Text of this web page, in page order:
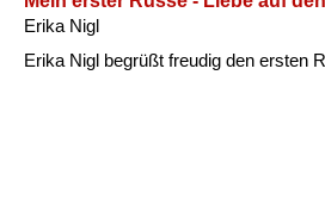
Erika Nigl
Erika Nigl begrüßt freudig den ersten